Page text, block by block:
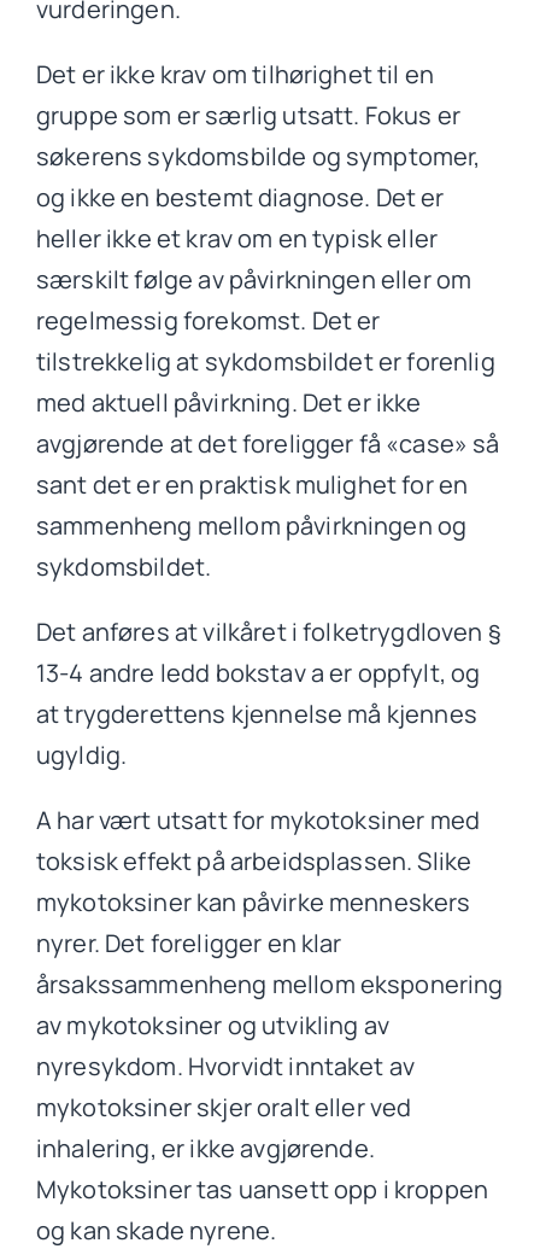
vurderingen.
Det er ikke krav om tilhørighet til en
gruppe som er særlig utsatt. Fokus er
søkerens sykdomsbilde og symptomer,
og ikke en bestemt diagnose. Det er
heller ikke et krav om en typisk eller
særskilt følge av påvirkningen eller om
regelmessig forekomst. Det er
tilstrekkelig at sykdomsbildet er forenlig
med aktuell påvirkning. Det er ikke
avgjørende at det foreligger få «case» så
sant det er en praktisk mulighet for en
sammenheng mellom påvirkningen og
sykdomsbildet.
Det anføres at vilkåret i folketrygdloven §
13-4 andre ledd bokstav a er oppfylt, og
at trygderettens kjennelse må kjennes
ugyldig.
A har vært utsatt for mykotoksiner med
toksisk effekt på arbeidsplassen. Slike
mykotoksiner kan påvirke menneskers
nyrer. Det foreligger en klar
årsakssammenheng mellom eksponering
av mykotoksiner og utvikling av
nyresykdom. Hvorvidt inntaket av
mykotoksiner skjer oralt eller ved
inhalering, er ikke avgjørende.
Mykotoksiner tas uansett opp i kroppen
og kan skade nyrene.